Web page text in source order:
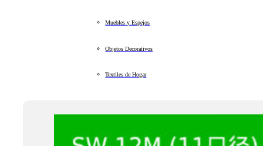
Muebles y Espejos
Objetos Decorativos
Textiles de Hogar